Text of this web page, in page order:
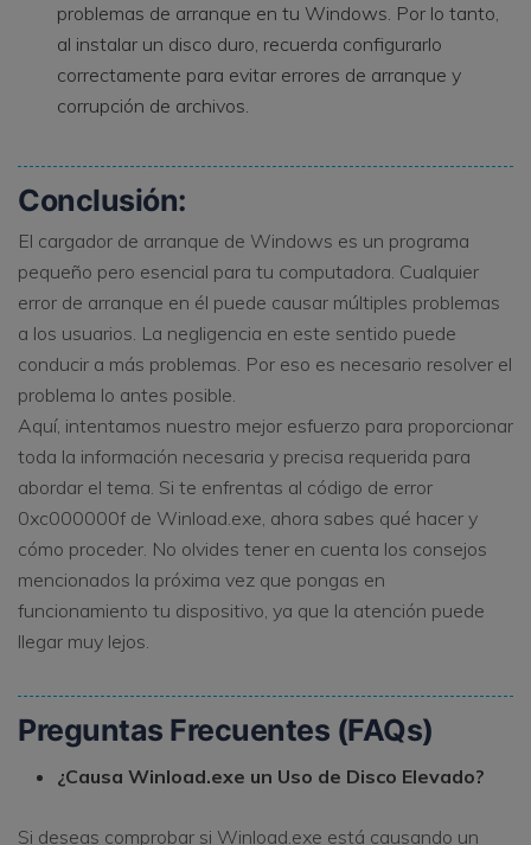
problemas de arranque en tu Windows. Por lo tanto,
al instalar un disco duro, recuerda configurarlo
correctamente para evitar errores de arranque y
corrupción de archivos.
Conclusión:
El cargador de arranque de Windows es un programa
pequeño pero esencial para tu computadora. Cualquier
error de arranque en él puede causar múltiples problemas
a los usuarios. La negligencia en este sentido puede
conducir a más problemas. Por eso es necesario resolver el
problema lo antes posible.
Aquí, intentamos nuestro mejor esfuerzo para proporcionar
toda la información necesaria y precisa requerida para
abordar el tema. Si te enfrentas al código de error
0xc000000f de Winload.exe, ahora sabes qué hacer y
cómo proceder. No olvides tener en cuenta los consejos
mencionados la próxima vez que pongas en
funcionamiento tu dispositivo, ya que la atención puede
llegar muy lejos.
Preguntas Frecuentes (FAQs)
¿Causa Winload.exe un Uso de Disco Elevado?
Si deseas comprobar si Winload.exe está causando un